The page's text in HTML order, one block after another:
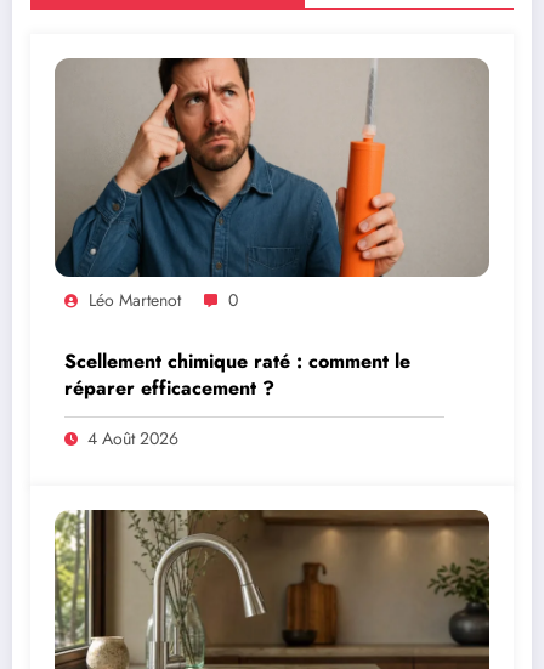
Léo Martenot 0
Scellement chimique raté : comment le
réparer efficacement ?
4 Août 2026